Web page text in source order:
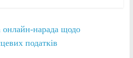
онлайн-нарада щодо
податків